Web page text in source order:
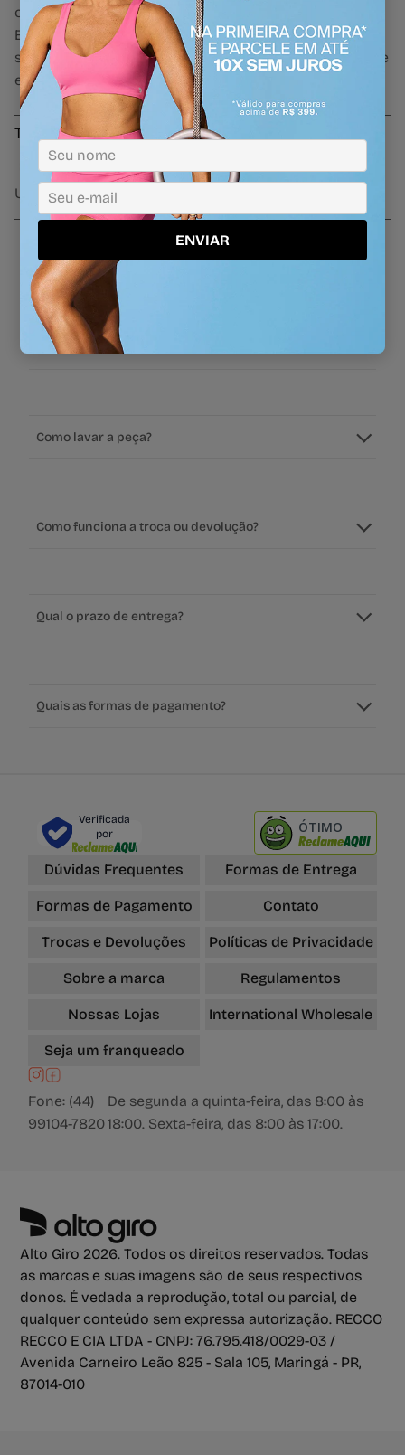
oferece proteção UV 50+ e conta com a tecnologia
Easy Care, que facilita os cuidados e proporciona
secagem rápida ¿ ideal para uma rotina ativa e cheia de
estilo.
Tecnologias
UV50
Perguntas frequentes
Como saber meu tamanho?
Como lavar a peça?
Como funciona a troca ou devolução?
Qual o prazo de entrega?
Quais as formas de pagamento?
Verificada
por
ÓTIMO
Dúvidas Frequentes Formas de Entrega
Formas de Pagamento Contato
Trocas e Devoluções Políticas de Privacidade
Sobre a marca Regulamentos
Nossas Lojas International Wholesale
Seja um franqueado
Fone: (44)
99104-7820
De segunda a quinta-feira, das 8:00 às
18:00. Sexta-feira, das 8:00 às 17:00.
Alto Giro 2026. Todos os direitos reservados. Todas
as marcas e suas imagens são de seus respectivos
donos. É vedada a reprodução, total ou parcial, de
qualquer conteúdo sem expressa autorização. RECCO
RECCO E CIA LTDA - CNPJ: 76.795.418/0029-03 /
Avenida Carneiro Leão 825 - Sala 105, Maringá - PR,
87014-010
ENVIAR